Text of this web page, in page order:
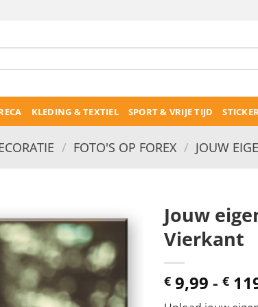
KLEDING & TEXTIEL SPORT & VRIJE TIJD
/ FOTO'S OP FOREX / JOUW
Jouw
Vierkant
€ 9,99 - €